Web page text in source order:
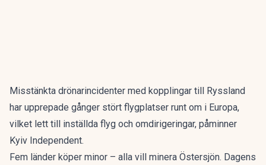
Misstänkta drönarincidenter med kopplingar till Ryssland
har upprepade gånger stört flygplatser runt om i Europa,
vilket lett till inställda flyg och omdirigeringar, påminner
Kyiv Independent.
Fem länder köper minor – alla vill minera Östersjön. Dagens